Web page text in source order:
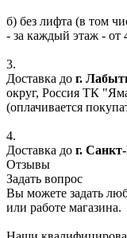
б) без лифта (в том
- за каждый этаж - от
3.
Доставка до г.
округ, Россия ТК
(оплачивается
4.
Доставка до г.
Отзывы
Задать вопрос
Вы можете задать
или работе магазина.